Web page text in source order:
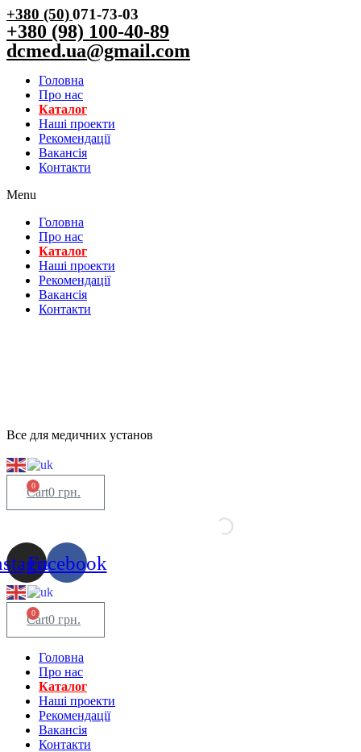
+380 (50)071-73-03
+380 (98) 100-40-89
dcmed.ua@gmail.com
Головна
Про нас
Каталог
Нашi проекти
Рекомендації
Вакансiя
Контакти
Menu
Головна
Про нас
Каталог
Нашi проекти
Рекомендації
Вакансiя
Контакти
Все для медичних установ
0 грн.
0
Cart
Facebook
0 грн.
0
Cart
Головна
Про нас
Каталог
Нашi проекти
Рекомендації
Вакансiя
Контакти